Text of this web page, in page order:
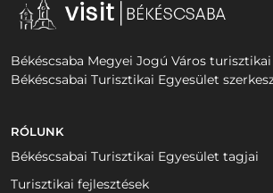
Békéscsaba Megyei Jogú Város
Békéscsabai Turisztikai Egyesület
RÓLUNK
Békéscsabai Turisztikai Egyesület tagjai
Turisztikai fejlesztések